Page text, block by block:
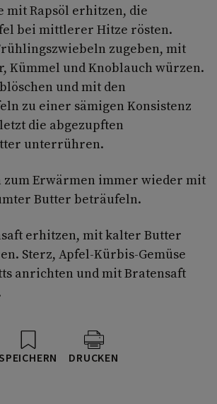
mit Rapsöl erhitzen, die
bei mittlerer Hitze rösten.
zugeben, mit
Kümmel und Knoblauch würzen.
und mit den
zu einer sämigen Konsistenz
die abgezupften
unterrühren.
zum Erwärmen immer wieder mit
Butter beträufeln.
erhitzen, mit kalter Butter
Sterz, Apfel-Kürbis-Gemüse
anrichten und mit Bratensaft
DRUCKEN